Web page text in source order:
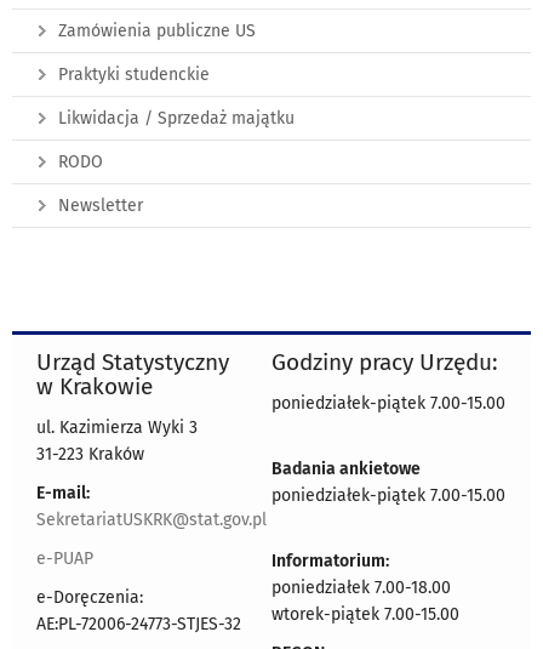
Zamówienia publiczne US
Praktyki studenckie
Likwidacja / Sprzedaż majątku
RODO
Newsletter
Urząd Statystyczny
w Krakowie
ul. Kazimierza Wyki 3
31-223 Kraków
E-mail:
SekretariatUSKRK@stat.gov.pl
e-PUAP
e-Doręczenia:
AE:PL-72006-24773-STJES-32
Godziny pracy Urzędu:
poniedziałek-piątek 7.00-15.00
Badania ankietowe
poniedziałek-piątek 7.00-15.00
Informatorium:
poniedziałek 7.00-18.00
wtorek-piątek 7.00-15.00